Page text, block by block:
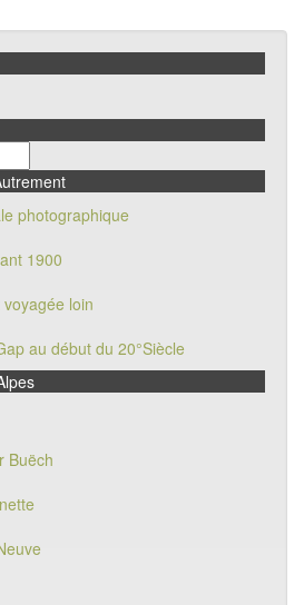
photographique
1900
loin
au début du 20°Siècle
Buëch